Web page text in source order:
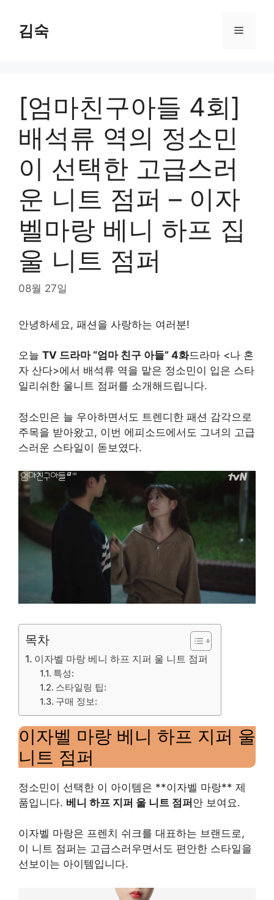
content
김숙 Menu
[엄마친구아들 4회]
배석류 역의 정소민
이 선택한 고급스러
운 니트 점퍼 – 이자
벨마랑 베니 하프 집
울 니트 점퍼
08월 27일
안녕하세요, 패션을 사랑하는 여러분!
오늘 TV 드라마 “엄마 친구 아들” 4화드라마 <나 혼
자 산다>에서 배석류 역을 맡은 정소민이 입은 스타
일리쉬한 울니트 점퍼를 소개해드립니다.
정소민은 늘 우아하면서도 트렌디한 패션 감각으로
주목을 받아왔고, 이번 에피소드에서도 그녀의 고급
스러운 스타일이 돋보였다.
목차
이자벨 마랑 베니 하프 지퍼 울 니트 점퍼
특성:
스타일링 팁:
구매 정보:
이자벨 마랑 베니 하프 지퍼 울
니트 점퍼
정소민이 선택한 이 아이템은 **이자벨 마랑** 제
품입니다. 베니 하프 지퍼 울 니트 점퍼안 보여요.
이자벨 마랑은 프렌치 쉬크를 대표하는 브랜드로,
이 니트 점퍼는 고급스러우면서도 편안한 스타일을
선보이는 아이템입니다.